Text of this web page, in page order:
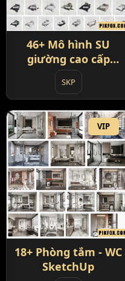
46+ Mô hình SU
giường cao cấp
SketchUp
SKP
VIP
18+ Phòng tắm - WC
SketchUp